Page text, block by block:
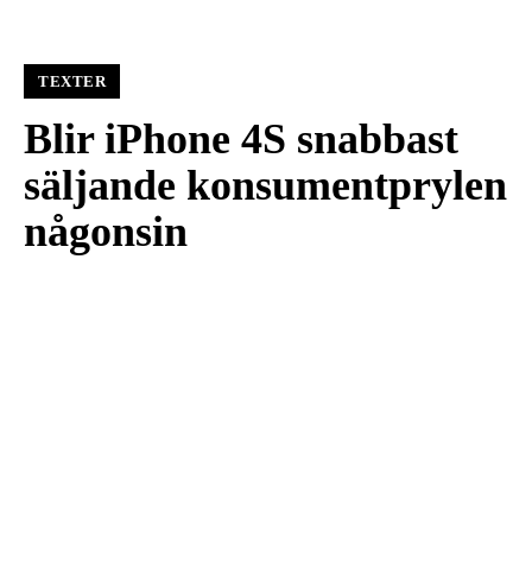
TEXTER
Blir iPhone 4S snabbast
säljande konsumentprylen
någonsin